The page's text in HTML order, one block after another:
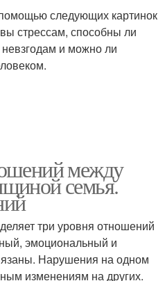
следующих картинок
стрессам, способны ли
и можно ли
между
семья.
три уровня отношений
эмоциональный и
Нарушения на одном
изменениям на других.